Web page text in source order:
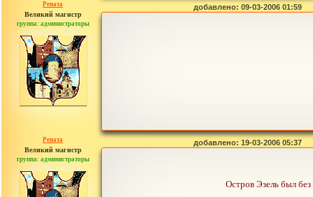
Рената
Великий магистр
группа: администраторы
сообщений: 30442
добавлено: 09-03-2006 01:59
Рената
Великий магистр
группа: администраторы
сообщений: 30442
добавлено: 19-03-2006 05:37
Остров Эзель был